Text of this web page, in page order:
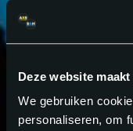
Deze website
We gebruiken
personaliseren, om